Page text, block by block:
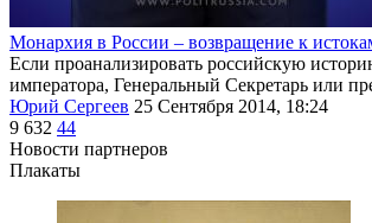
Монархия в России – возвращение к
Если проанализировать российскую
императора, Генеральный Секретарь или
Юрий Сергеев 25 Сентября 2014, 18:24
9 632 44
Новости партнеров
Плакаты